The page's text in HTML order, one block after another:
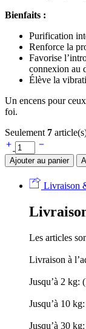
Bienfaits :
Purification
Renforce la
Favorise
connexion au
Élève la
Un encens pour
foi.
Seulement 7
Encens
organique
Myrrhe
Ajouter au panier
Livraison
Les articles
Livraison à
Jusqu’à 2 kg:
Jusqu’à 10
Jusqu’à 30